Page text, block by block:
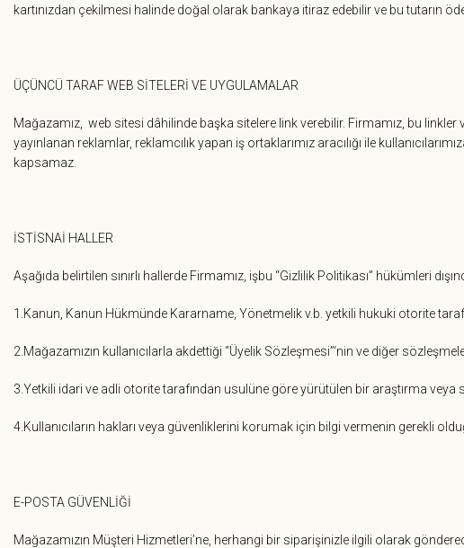
kartınızdan çekilmesi halinde doğal olarak bankaya itiraz edebilir ve bu tutarın
ÜÇÜNCÜ TARAF WEB SİTELERİ VE UYGULAMALAR
Mağazamız, web sitesi dâhilinde başka sitelere link verebilir. Firmamız, bu
yayınlanan reklamlar, reklamcılık yapan iş ortaklarımız aracılığı ile
kapsamaz.
İSTİSNAİ HALLER
Aşağıda belirtilen sınırlı hallerde Firmamız, işbu “Gizlilik Politikası” hükümleri
1.Kanun, Kanun Hükmünde Kararname, Yönetmelik v.b. yetkili hukuki otorite
2.Mağazamızın kullanıcılarla akdettiği “Üyelik Sözleşmesi”‘nin ve diğer
3.Yetkili idari ve adli otorite tarafından usulüne göre yürütülen bir araştırma
4.Kullanıcıların hakları veya güvenliklerini korumak için bilgi vermenin gerekli
E-POSTA GÜVENLİĞİ
Mağazamızın Müşteri Hizmetleri’ne, herhangi bir siparişinizle ilgili olarak